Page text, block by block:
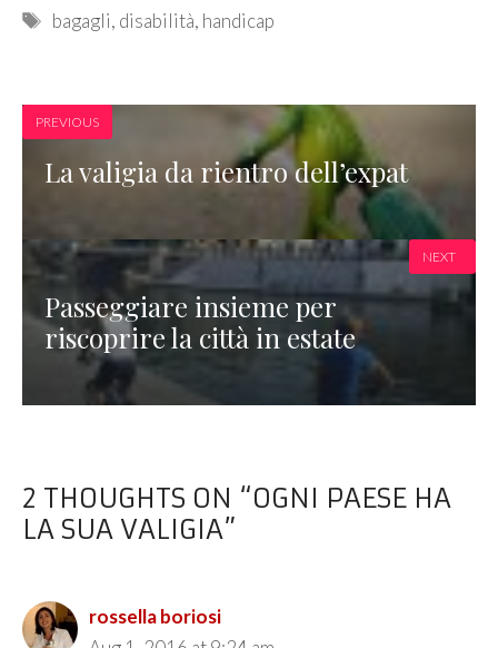
Tags
bagagli, disabilità, handicap
PREVIOUS
La valigia da rientro dell’expat
Passeggiare insieme per
riscoprire la città in estate
NEXT
2 THOUGHTS ON “OGNI PAESE HA
LA SUA VALIGIA”
rossella boriosi